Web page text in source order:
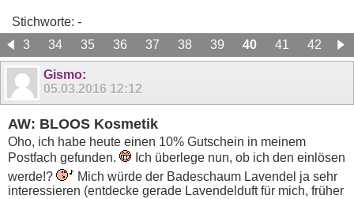
Stichworte: -
33
34 35 36 37 38 39 40 41 42
Gismo:
05.03.2016 12:12
AW: BLOOS Kosmetik
Oho, ich habe heute einen 10% Gutschein in meinem
Postfach gefunden.
Ich überlege nun, ob ich den einlösen
werde!?
Mich würde der Badeschaum Lavendel ja sehr
interessieren (entdecke gerade Lavendelduft für mich, früher